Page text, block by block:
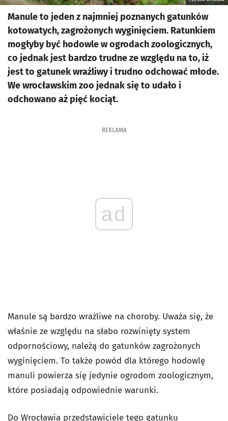
Manule to jeden z najmniej poznanych gatunków
kotowatych, zagrożonych wyginięciem. Ratunkiem
mogłyby być hodowle w ogrodach zoologicznych,
co jednak jest bardzo trudne ze względu na to, iż
jest to gatunek wrażliwy i trudno odchować młode.
We wrocławskim zoo jednak się to udało i
odchowano aż pięć kociąt.
REKLAMA
ad
Manule są bardzo wrażliwe na choroby. Uważa się, że
właśnie ze względu na słabo rozwinięty system
odpornościowy, należą do gatunków zagrożonych
wyginięciem. To także powód dla którego hodowlę
manuli powierza się jedynie ogrodom zoologicznym,
które posiadają odpowiednie warunki.
Do Wrocławia przedstawiciele tego gatunku